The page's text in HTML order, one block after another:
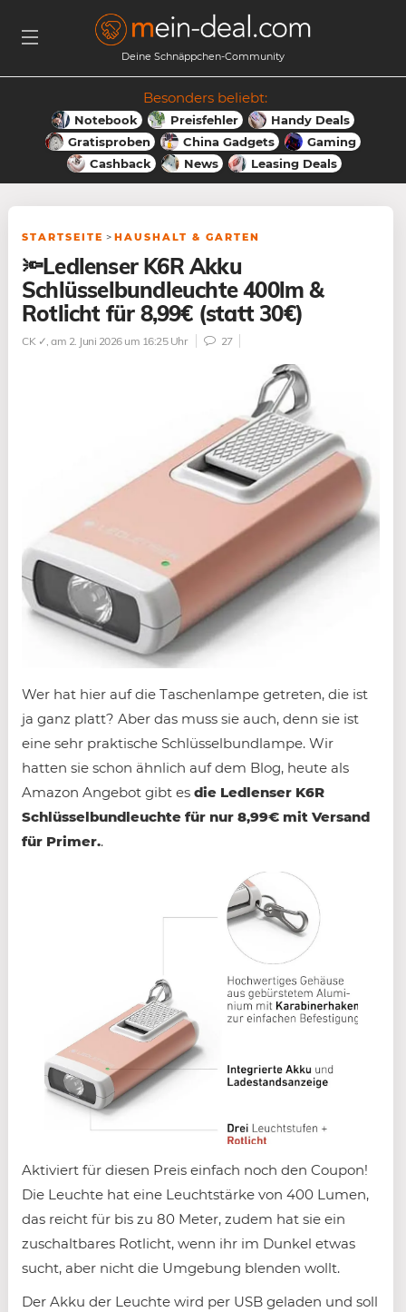
Deine Schnäppchen-Community
Besonders beliebt:
Notebook Preisfehler
Handy Deals
Gratisproben
China Gadgets
Gaming
Cashback
News Leasing Deals
STARTSEITE > HAUSHALT & GARTEN
🔦Ledlenser K6R Akku
Schlüsselbundleuchte 400lm &
Rotlicht für 8,99€ (statt 30€)
CK ✓, am 2. Juni 2026 um 16:25 Uhr 27
Wer hat hier auf die Taschenlampe getreten, die ist
ja ganz platt? Aber das muss sie auch, denn sie ist
eine sehr praktische Schlüsselbundlampe. Wir
hatten sie schon ähnlich auf dem Blog, heute als
Amazon Angebot gibt es die Ledlenser K6R
Schlüsselbundleuchte für nur 8,99€ mit Versand
für Primer..
Aktiviert für diesen Preis einfach noch den Coupon!
Die Leuchte hat eine Leuchtstärke von 400 Lumen,
das reicht für bis zu 80 Meter, zudem hat sie ein
zuschaltbares Rotlicht, wenn ihr im Dunkel etwas
sucht, aber nicht die Umgebung blenden wollt.
Der Akku der Leuchte wird per USB geladen und soll